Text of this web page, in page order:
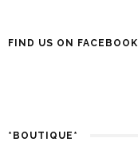
FIND US ON FACEBOOK
*BOUTIQUE*